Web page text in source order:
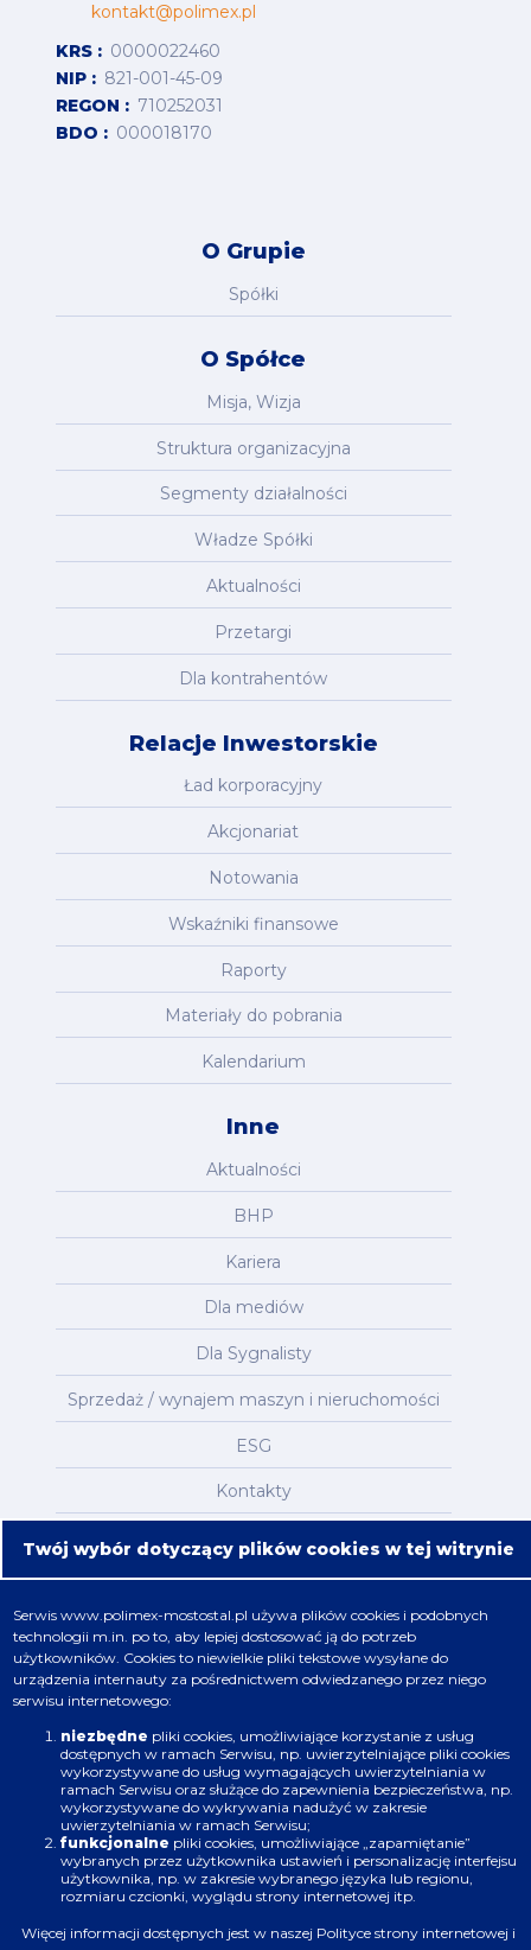
kontakt@polimex.pl
KRS
0000022460
NIP
821-001-45-09
REGON
710252031
BDO
000018170
O Grupie
Spółki
O Spółce
Misja, Wizja
Struktura organizacyjna
Segmenty działalności
Władze Spółki
Aktualności
Przetargi
Dla kontrahentów
Relacje Inwestorskie
Ład korporacyjny
Akcjonariat
Notowania
Wskaźniki finansowe
Raporty
Materiały do pobrania
Kalendarium
Inne
Aktualności
BHP
Kariera
Dla mediów
Dla Sygnalisty
Sprzedaż / wynajem maszyn i nieruchomości
ESG
Kontakty
Mapa serwisu
Nafta, chemia, gaz
Energetyka
Budownictwo
Produkcja
Infrastruktura
Twój wybór dotyczący plików cookies w tej witrynie
Serwiswww.polimex-mostostal.pl używa plików cookies i podobnych
technologii m.in. po to, aby lepiej dostosować ją do potrzeb
użytkowników. Cookies to niewielkie pliki tekstowe wysyłane do
urządzenia internauty za pośrednictwem odwiedzanego przez niego
serwisu internetowego:
niezbędne pliki cookies, umożliwiające korzystanie z usług
dostępnych w ramach Serwisu, np. uwierzytelniające pliki cookies
wykorzystywane do usług wymagających uwierzytelniania w
ramach Serwisu oraz służące do zapewnienia bezpieczeństwa, np.
wykorzystywane do wykrywania nadużyć w zakresie
uwierzytelniania w ramach Serwisu;
funkcjonalne pliki cookies, umożliwiające „zapamiętanie”
wybranych przez użytkownika ustawień i personalizację interfejsu
użytkownika, np. w zakresie wybranego języka lub regionu,
rozmiaru czcionki, wyglądu strony internetowej itp.
Więcej informacji dostępnych jest w naszej Polityce strony internetowej i